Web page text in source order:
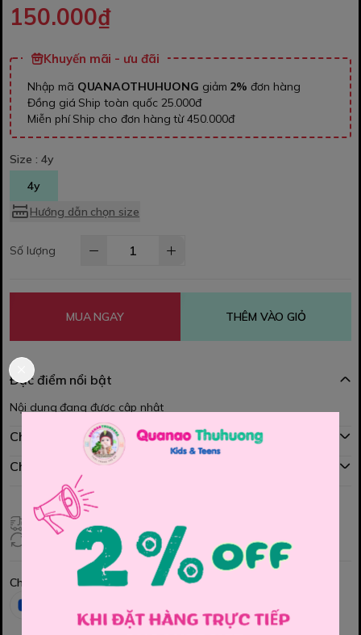
150.000₫
Khuyến mãi - ưu đãi
Nhập mã QUANAOTHUHUONG giảm 2% đơn hàng
Đồng giá Ship toàn quốc 25.000đ
Miễn phí Ship cho đơn hàng từ 450.000đ
Size : 4y
4y
Hướng dẫn chọn size
Số lượng
MUA NGAY THÊM VÀO GIỎ
Đặc điểm nổi bật
Nội dung đang được cập nhật
Chính sách mua hàng
Chính sách đổi hàng
Giao hàng toàn quốc
Đổi hàng 3 ngày (HCM), 7 ngày (Tỉnh)
Chia sẻ